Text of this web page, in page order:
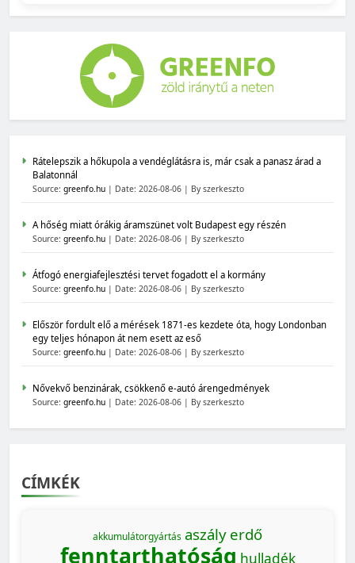
Rátelepszik a hőkupola a vendéglátásra is, már csak a panasz árad a
Balatonnál
Source: greenfo.hu Date: 2026-08-06 By szerkeszto
A hőség miatt órákig áramszünet volt Budapest egy részén
Source: greenfo.hu Date: 2026-08-06 By szerkeszto
Átfogó energiafejlesztési tervet fogadott el a kormány
Source: greenfo.hu Date: 2026-08-06 By szerkeszto
Először fordult elő a mérések 1871-es kezdete óta, hogy Londonban
egy teljes hónapon át nem esett az eső
Source: greenfo.hu Date: 2026-08-06 By szerkeszto
Nővekvő benzinárak, csökkenő e-autó árengedmények
Source: greenfo.hu Date: 2026-08-06 By szerkeszto
CÍMKÉK
akkumulátorgyártás aszály erdő
fenntarthatóság hulladék